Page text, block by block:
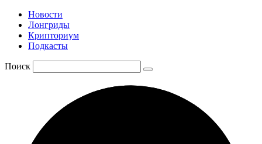
Новости
Лонгриды
Крипториум
Подкасты
Поиск